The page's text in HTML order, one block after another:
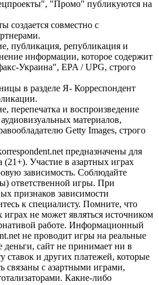
"Промо" публикуются на
создается совместно с
публикация, републикация и
информации, которое содержит
Украина", EPA / UPG, строго
в разделе Я- Корреспондент
перепечатка и воспроизведение
материалов,
Getty Images, строго
предназначены для
(21+). Участие в азартных играх
зависимость. Соблюдайте
ответственной игры. При
признаков зависимости
к специалисту. Помните, что
играх не может являться источником
работе. Информационный
не проводит игры на реальные
деньги, сайт не принимает ни в
ставок и других платежей, которые
связаны с азартными играми,
Какие-либо